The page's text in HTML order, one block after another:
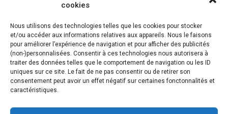
cookies
Nous utilisons des technologies telles que les cookies pour stocker
et/ou accéder aux informations relatives aux appareils. Nous le faisons
pour améliorer l’expérience de navigation et pour afficher des publicités
(non-)personnalisées. Consentir à ces technologies nous autorisera à
traiter des données telles que le comportement de navigation ou les ID
uniques sur ce site. Le fait de ne pas consentir ou de retirer son
consentement peut avoir un effet négatif sur certaines fonctonnalités et
caractéristiques.
commencer la musculation